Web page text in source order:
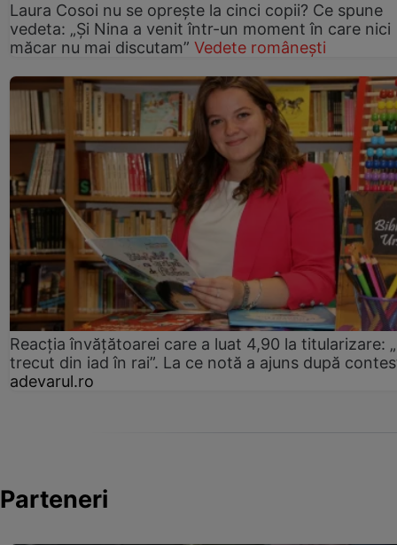
Laura Cosoi nu se oprește la cinci copii? Ce spune
vedeta: „Și Nina a venit într-un moment în care nici
măcar nu mai discutam” Vedete românești
Reacția învățătoarei care a luat 4,90 la titularizare:
trecut din iad în rai”. La ce notă a ajuns după
adevarul.ro
Parteneri